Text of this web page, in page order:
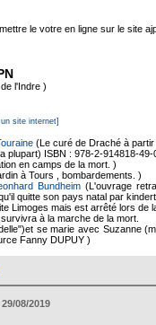
le votre en ligne sur le site
l'Indre )
site internet]
(Le curé de Draché à partir
plupart) ISBN : 978-2-914818-49-
en camps de la mort. )
à Tours , bombardements. )
Bundheim(L'ouvrage
quitte son pays natal par
Limoges mais est arrêté lors
à la marche de la mort.
se marie avec Suzanne
Fanny DUPUY )
08/2019